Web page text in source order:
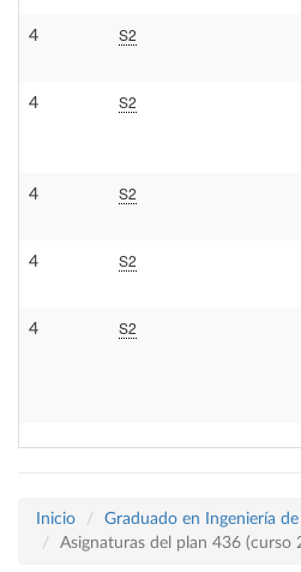
4 S2
4 S2
4 S2
4 S2
4 S2
Inicio
Graduado en Ingeniería
Asignaturas del plan 436 (curso